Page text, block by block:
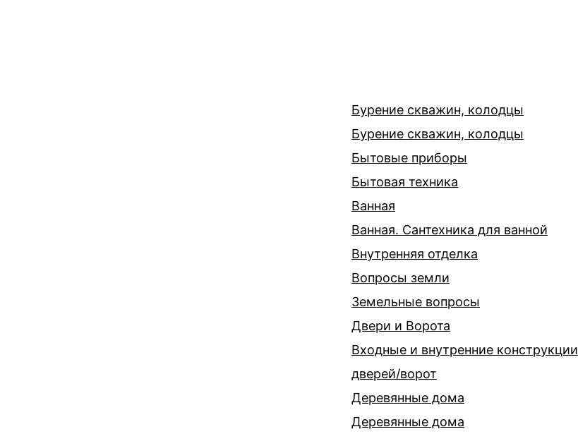
Бурение скважин, колодцы
Бурение скважин, колодцы
Бытовые приборы
Бытовая техника
Ванная
Ванная. Сантехника для ванной
Внутренняя отделка
Вопросы земли
Земельные вопросы
Двери и Ворота
Входные и внутренние конструкции
дверей/ворот
Деревянные дома
Деревянные дома